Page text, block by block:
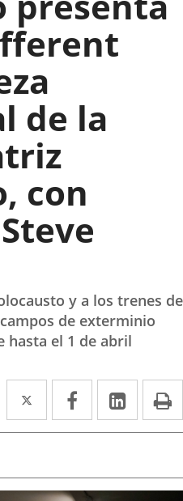
de la
con
y a los trenes de
de exterminio
hasta el 1 de abril
Twitter
Enlace
a
aplicación
Facebook
Enlace
a
aplicación
Enlace
a